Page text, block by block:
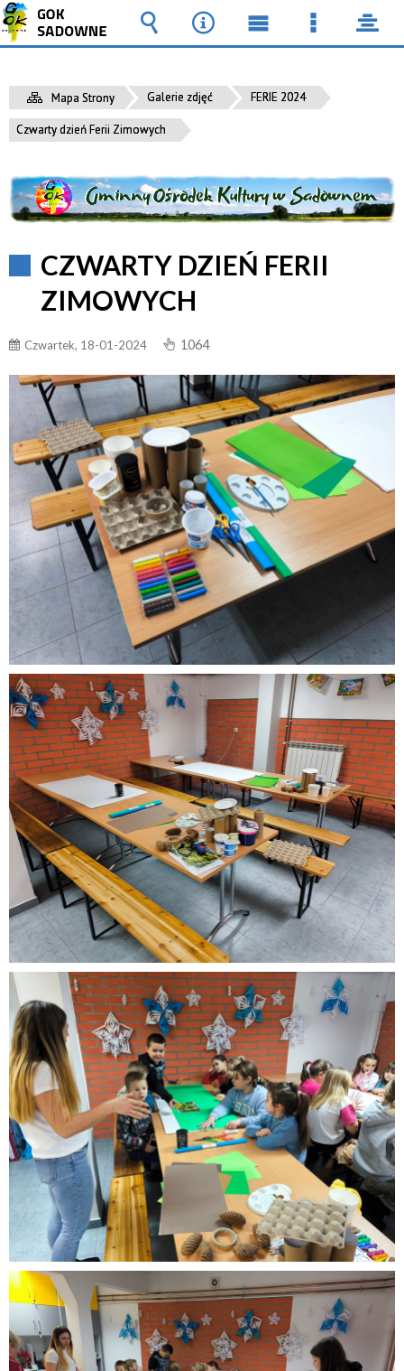
Mapa Strony Galerie zdjęć FERIE 2024
Czwarty dzień Ferii Zimowych
CZWARTY DZIEŃ FERII
ZIMOWYCH
Czwartek, 18-01-2024 1064
Wyszukiwarka
Narzędzia
MenuMenu